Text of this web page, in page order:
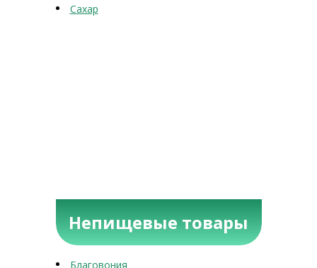
Сахар
Непищевые товары
Благовония